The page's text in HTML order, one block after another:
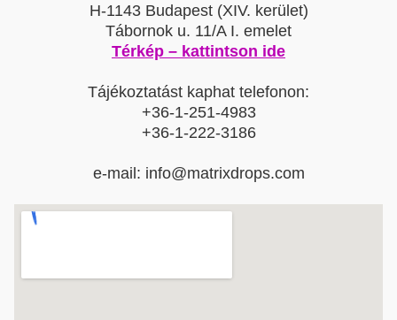
H-1143 Budapest (XIV. kerület)
Tábornok u. 11/A I. emelet
Térkép – kattintson ide
Tájékoztatást kaphat telefonon:
+36-1-251-4983
+36-1-222-3186
e-mail: info@matrixdrops.com